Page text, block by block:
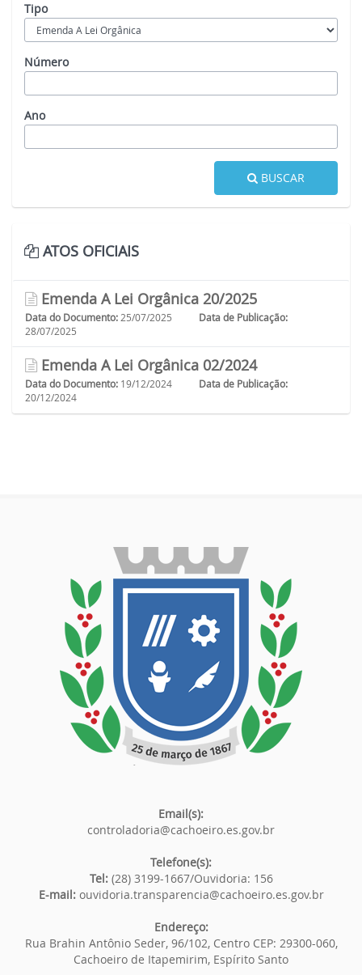
Tipo
Número
Ano
BUSCAR
ATOS OFICIAIS
Emenda A Lei Orgânica 20/2025
Data do Documento: 25/07/2025
Data de Publicação:
28/07/2025
Emenda A Lei Orgânica 02/2024
Data do Documento: 19/12/2024
Data de Publicação:
20/12/2024
Email(s):
controladoria@cachoeiro.es.gov.br
Telefone(s):
Tel: (28) 3199-1667/Ouvidoria: 156
E-mail: ouvidoria.transparencia@cachoeiro.es.gov.br
Endereço:
Rua Brahin Antônio Seder, 96/102, Centro CEP: 29300-060,
Cachoeiro de Itapemirim, Espírito Santo